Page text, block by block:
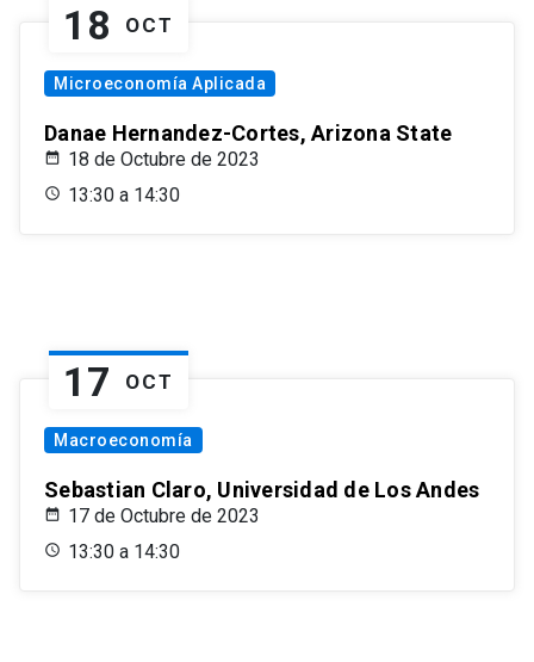
18 OCT
Microeconomía Aplicada
Danae Hernandez-Cortes, Arizona State
18 de Octubre de 2023
13:30 a 14:30
17 OCT
Macroeconomía
Sebastian Claro, Universidad de Los Andes
17 de Octubre de 2023
13:30 a 14:30